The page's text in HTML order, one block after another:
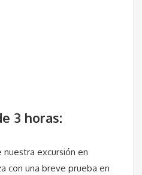
3 horas:
nuestra excursión en
con una breve prueba en